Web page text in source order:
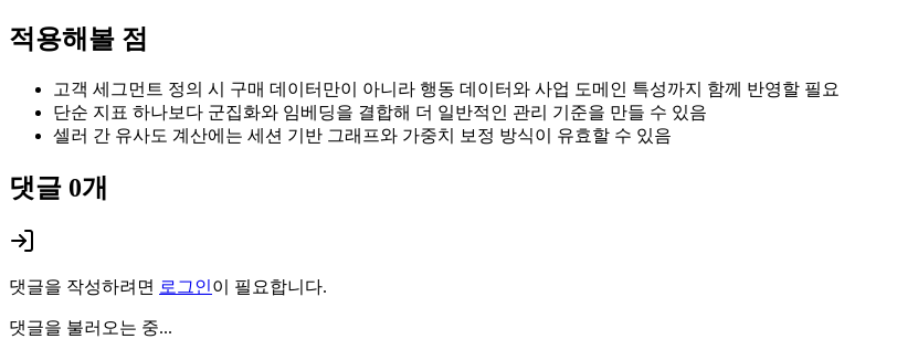
적용해볼 점
고객 세그먼트 정의 시 구매 데이터만이 아니라 행동 데이터와 사업 도메인 특성까지 함께 반영할 필요
단순 지표 하나보다 군집화와 임베딩을 결합해 더 일반적인 관리 기준을 만들 수 있음
셀러 간 유사도 계산에는 세션 기반 그래프와 가중치 보정 방식이 유효할 수 있음
댓글 0개
댓글을 작성하려면 로그인이 필요합니다.
댓글을 불러오는 중...